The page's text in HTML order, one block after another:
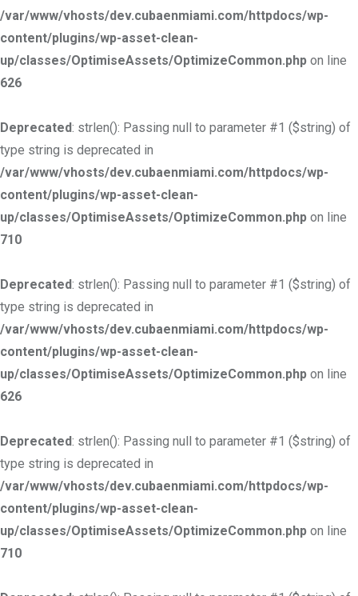
/var/www/vhosts/dev.cubaenmiami.com/httpdocs/wp-
content/plugins/wp-asset-clean-
up/classes/OptimiseAssets/OptimizeCommon.php on line
626
Deprecated: strlen(): Passing null to parameter #1 ($string) of
type string is deprecated in
/var/www/vhosts/dev.cubaenmiami.com/httpdocs/wp-
content/plugins/wp-asset-clean-
up/classes/OptimiseAssets/OptimizeCommon.php on line
710
Deprecated: strlen(): Passing null to parameter #1 ($string) of
type string is deprecated in
/var/www/vhosts/dev.cubaenmiami.com/httpdocs/wp-
content/plugins/wp-asset-clean-
up/classes/OptimiseAssets/OptimizeCommon.php on line
626
Deprecated: strlen(): Passing null to parameter #1 ($string) of
type string is deprecated in
/var/www/vhosts/dev.cubaenmiami.com/httpdocs/wp-
content/plugins/wp-asset-clean-
up/classes/OptimiseAssets/OptimizeCommon.php on line
710